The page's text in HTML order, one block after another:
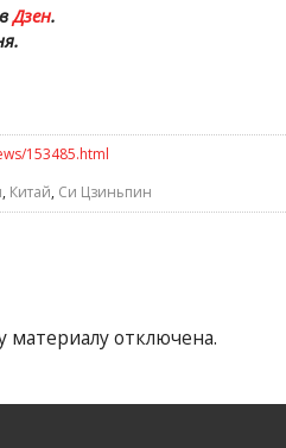
Дзен.
153485.html
, Китай, Си Цзиньпин
отключена.